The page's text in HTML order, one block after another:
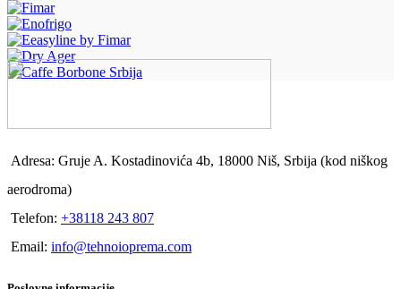
Adresa: Gruje A. Kostadinovića 4b, 18000 Niš, Srbija (kod niškog
aerodroma)
Telefon: +38118 243 807
Email: info@tehnoioprema.com